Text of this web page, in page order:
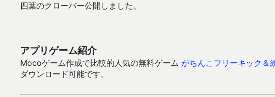
四葉のクローバー公開しました。
アプリゲーム紹介
Mocoゲーム作成で比較的人気の無料ゲーム がちんこフリーキック＆
ダウンロード可能です。